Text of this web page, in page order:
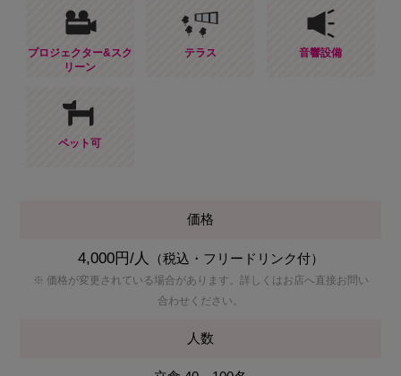
プロジェクター&スク
リーン
テラス 音響設備
ペット可
価格
4,000円/人 （税込・フリードリンク付）
※ 価格が変更されている場合があります。詳しくはお店へ直接お問い
合わせください。
人数